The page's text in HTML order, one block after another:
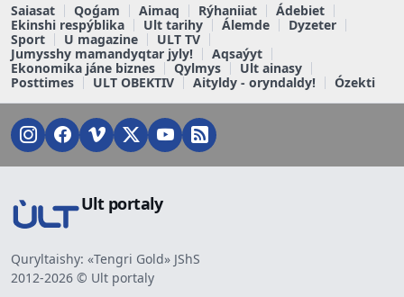
Saiasat Qoǵam Aimaq Rýhaniiat
Ádebiet
Ekinshi respýblika
Ult tarihy Álemde
Dyzeter
Sport
U magazine
ULT TV
Jumysshy mamandyqtar jyly!
Aqsaýyt
Ekonomika jáne biznes
Qylmys
Ult ainasy
Posttimes
ULT OBEKTIV Aityldy - oryndaldy! Ózekti
Ult portaly
Quryltaishy: «Tengri Gold» JShS
2012-2026 © Ult portaly